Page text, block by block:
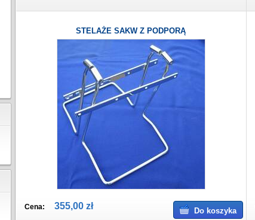
STELAŻE SAKW Z PODPORĄ
Cena: 355,00 zł Do koszyka